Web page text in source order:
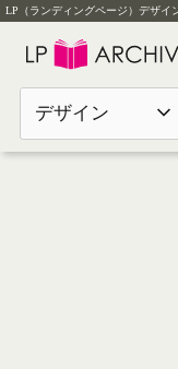
LP（ランディングページ）デザイ
デザイン